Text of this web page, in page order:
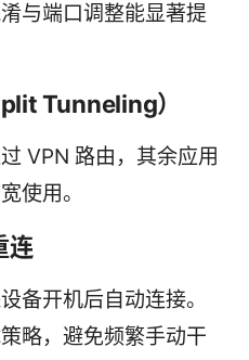
与端口调整能显著提
Tunneling）
VPN 路由，其余应用
使用。
连
备开机后自动连接。
略，避免频繁手动干